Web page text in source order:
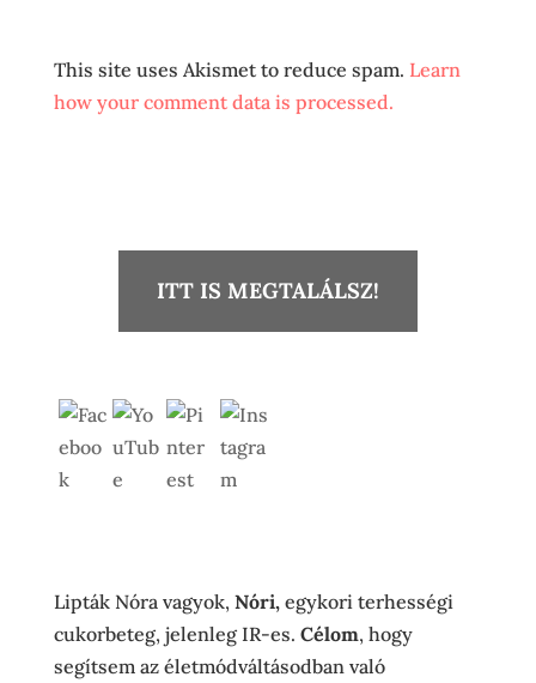
This site uses Akismet to reduce spam. Learn
how your comment data is processed.
ITT IS MEGTALÁLSZ!
Set Youtube Channel ID
Lipták Nóra vagyok, Nóri, egykori terhességi
cukorbeteg, jelenleg IR-es. Célom, hogy
segítsem az életmódváltásodban való